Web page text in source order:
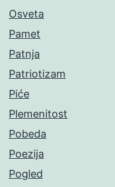
Osveta
Pamet
Patnja
Patriotizam
Piće
Plemenitost
Pobeda
Poezija
Pogled